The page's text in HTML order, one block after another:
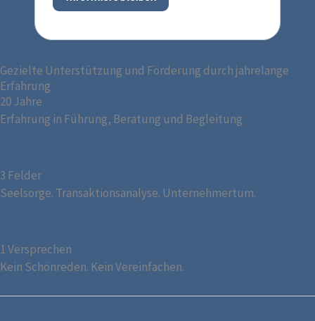
Gezielte Unterstützung und Förderung durch jahrelange
Erfahrung
20 Jahre
Erfahrung in Führung, Beratung und Begleitung
3 Felder
Seelsorge. Transaktionsanalyse. Unternehmertum.
1 Versprechen
Kein Schönreden. Kein Vereinfachen.